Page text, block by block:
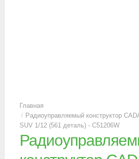
Радиоуправляемый конструктор
SUV 1/12 (561 деталь) - C51206W